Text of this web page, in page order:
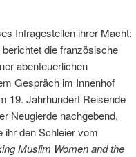
Infragestellen ihrer Macht:
die französische
abenteuerlichen
Gespräch im Innenhof
19. Jahrhundert Reisende
Neugierde nachgebend,
ihr den Schleier vom
Muslim Women and the